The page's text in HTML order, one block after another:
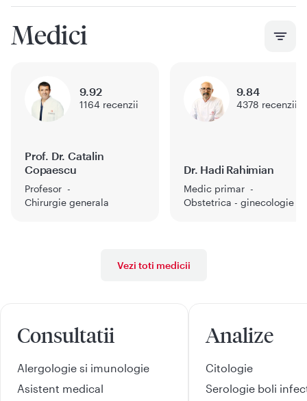
Medici
Prof. Dr. Catalin
Copaescu
Profesor
Chirurgie generala
9.92
1164 recenzii
Dr. Hadi Rahimian
Medic primar
Obstetrica - ginecologie
9.84
4378 recenzii
Vezi toti medicii
Consultatii
Alergologie si imunologie
Asistent medical
Analize
Citologie
Serologie boli